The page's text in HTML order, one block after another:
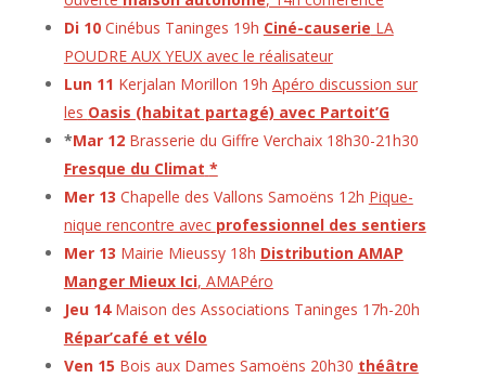
Di 10Cinébus Taninges 19h Ciné-causerie LA
POUDRE AUX YEUX avec le réalisateur
Lun 11 Kerjalan Morillon 19h Apéro discussion sur
les Oasis (habitat partagé) avec Partoit’G
*Mar 12Brasserie du Giffre Verchaix 18h30-21h30
Fresque du Climat *
Mer 13 Chapelle des Vallons Samoëns 12h Pique-
nique rencontre avec professionnel des sentiers
Mer 13 Mairie Mieussy 18h Distribution AMAP
Manger Mieux Ici, AMAPéro
Jeu 14Maison des Associations Taninges 17h-20h
Répar’café et vélo
Ven 15 Bois aux Dames Samoëns 20h30 théâtre